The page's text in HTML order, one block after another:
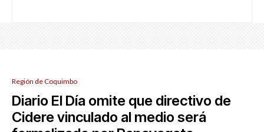
Región de Coquimbo
Diario El Día omite que directivo de
Cidere vinculado al medio será